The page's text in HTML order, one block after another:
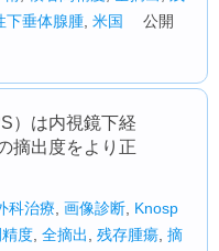
下垂体腺腫 米国
公開
）は内視鏡下経
摘出度をより正
科治療 画像診断 Knosp
度 全摘出 残存腫瘍 摘